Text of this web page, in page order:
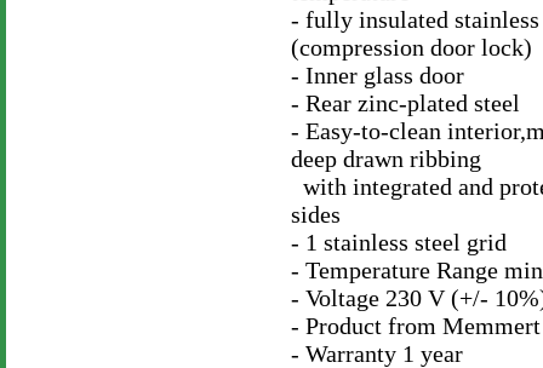
- fully insulated
(compression door lock)
- Inner glass door
- Rear zinc-plated steel
- Easy-to-clean
deep drawn ribbing
with integrated and
sides
- 1 stainless steel grid
- Temperature Range
- Voltage 230 V (+/-
- Product from
- Warranty 1 year